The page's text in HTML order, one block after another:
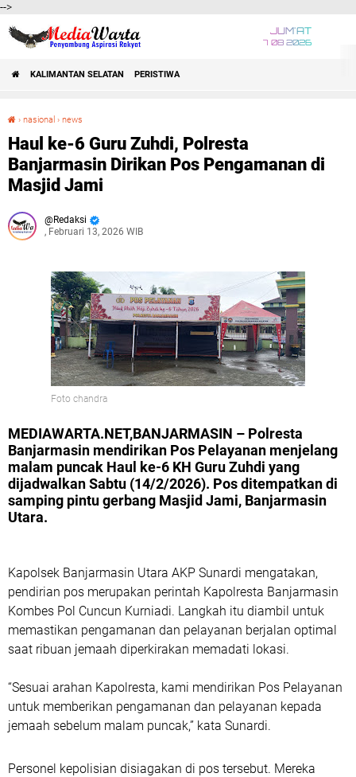
-->
JUM'AT
7 08 2026
KALIMANTAN SELATAN PERISTIWA
› nasional › news
Haul ke-6 Guru Zuhdi, Polresta
Banjarmasin Dirikan Pos Pengamanan di
Masjid Jami
Redaksi
, Februari 13, 2026 WIB
Foto chandra
MEDIAWARTA.NET,BANJARMASIN – Polresta
Banjarmasin mendirikan Pos Pelayanan menjelang
malam puncak Haul ke-6 KH Guru Zuhdi yang
dijadwalkan Sabtu (14/2/2026). Pos ditempatkan di
samping pintu gerbang Masjid Jami, Banjarmasin
Utara.
Kapolsek Banjarmasin Utara AKP Sunardi mengatakan,
pendirian pos merupakan perintah Kapolresta Banjarmasin
Kombes Pol Cuncun Kurniadi. Langkah itu diambil untuk
memastikan pengamanan dan pelayanan berjalan optimal
saat ribuan jemaah diperkirakan memadati lokasi.
“Sesuai arahan Kapolresta, kami mendirikan Pos Pelayanan
untuk memberikan pengamanan dan pelayanan kepada
jemaah sebelum malam puncak,” kata Sunardi.
Personel kepolisian disiagakan di pos tersebut. Mereka